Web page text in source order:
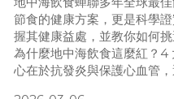
節食的健康方案，更是科學
握其健康益處，並教你如何
為什麼地中海飲食這麼紅？4
心在於抗發炎與保護心血管